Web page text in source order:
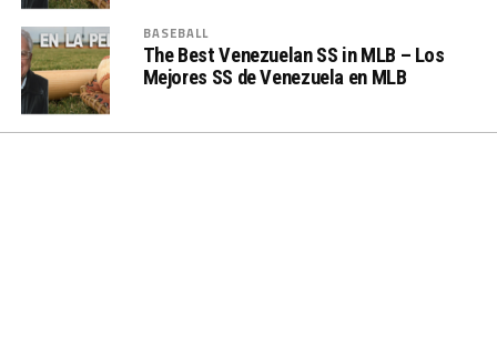
BASEBALL
The Best Venezuelan SS in MLB – Los
Mejores SS de Venezuela en MLB